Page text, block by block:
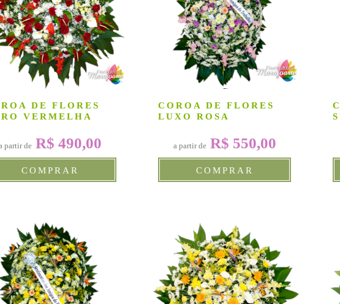
DE FLORES
VERMELHA
partir deR$ 490,00
COMPRAR
COROA DE FLORES
LUXO ROSA
a partir deR$ 550,00
COMPRAR